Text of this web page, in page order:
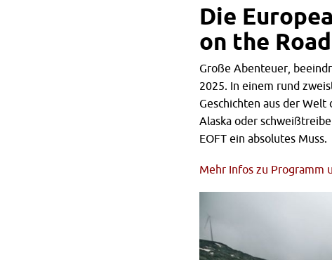
Die
on the
Große Abenteuer,
2025. In einem rund
Geschichten aus der
Alaska oder
EOFT ein absolutes Muss.
Mehr Infos zu Programm